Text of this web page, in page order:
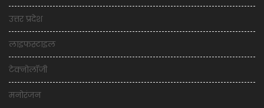
उत्तर प्रदेश
लाइफस्टाइल
टेक्नोलॉजी
मनोरंजन